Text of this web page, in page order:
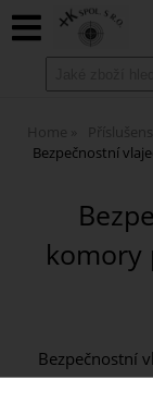
Home
Bezpečnostní
komory
Bezpečnostní
pistolí ráže 9